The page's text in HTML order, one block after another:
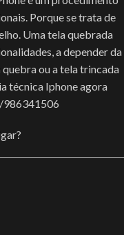
Porque se trata de
Uma tela quebrada
a depender da
ou a tela trincada
técnica Iphone agora
986341506